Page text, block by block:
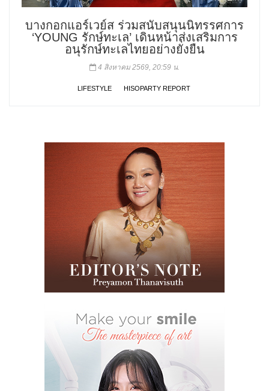
บางกอกแอร์เวย์ส ร่วมสนับสนุนนิทรรศการ
‘YOUNG รักษ์ทะเล’ เดินหน้าส่งเสริมการ
อนุรักษ์ทะเลไทยอย่างยั่งยืน
4 สิงหาคม 2569, 20:59 น.
LIFESTYLE HISOPARTY REPORT